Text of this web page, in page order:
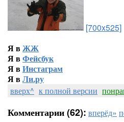
[700x525]
Я вЖЖ
Я вФейсбук
Я вИнстаграм
Я вЛи.ру
вверх^ к полной версии
Комментарии (62): вперёд»